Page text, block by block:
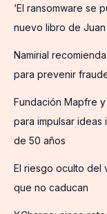
‘El ransomware se
nuevo libro de
Namirial
para prevenir
Fundación Mapfre y
para impulsar
de 50 años
El riesgo oculto del
que no caducan